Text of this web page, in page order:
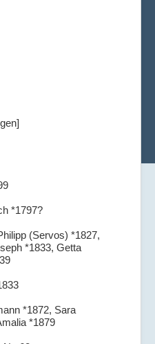
*1797?
(Servos) *1827,
*1833, Getta
*1872, Sara
*1879